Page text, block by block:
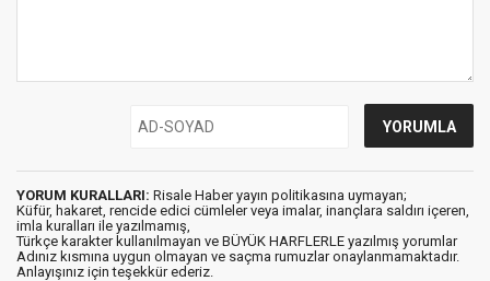
YORUM KURALLARI: Risale Haber yayın politikasına uymayan;
Küfür, hakaret, rencide edici cümleler veya imalar, inançlara saldırı içeren,
imla kuralları ile yazılmamış,
Türkçe karakter kullanılmayan ve BÜYÜK HARFLERLE yazılmış yorumlar
Adınız kısmına uygun olmayan ve saçma rumuzlar onaylanmamaktadır.
Anlayışınız için teşekkür ederiz.